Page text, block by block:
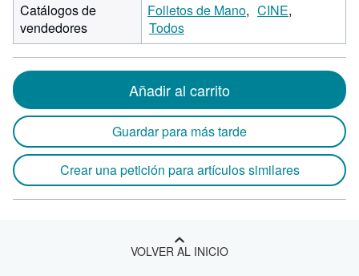
Catálogos de
vendedores
Folletos de Mano
CINE
Todos
Añadir al carrito
Guardar para más tarde
Crear una petición para artículos similares
VOLVER AL INICIO